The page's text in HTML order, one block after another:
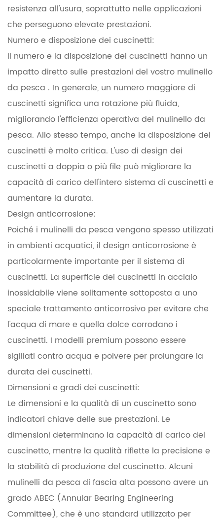
resistenza all'usura, soprattutto nelle applicazioni
che perseguono elevate prestazioni.
Numero e disposizione dei cuscinetti:
Il numero e la disposizione dei cuscinetti hanno un
impatto diretto sulle prestazioni del vostro mulinello
da pesca . In generale, un numero maggiore di
cuscinetti significa una rotazione più fluida,
migliorando l'efficienza operativa del mulinello da
pesca. Allo stesso tempo, anche la disposizione dei
cuscinetti è molto critica. L'uso di design dei
cuscinetti a doppia o più file può migliorare la
capacità di carico dell'intero sistema di cuscinetti e
aumentare la durata.
Design anticorrosione:
Poiché i mulinelli da pesca vengono spesso utilizzati
in ambienti acquatici, il design anticorrosione è
particolarmente importante per il sistema di
cuscinetti. La superficie dei cuscinetti in acciaio
inossidabile viene solitamente sottoposta a uno
speciale trattamento anticorrosivo per evitare che
l'acqua di mare e quella dolce corrodano i
cuscinetti. I modelli premium possono essere
sigillati contro acqua e polvere per prolungare la
durata dei cuscinetti.
Dimensioni e gradi dei cuscinetti:
Le dimensioni e la qualità di un cuscinetto sono
indicatori chiave delle sue prestazioni. Le
dimensioni determinano la capacità di carico del
cuscinetto, mentre la qualità riflette la precisione e
la stabilità di produzione del cuscinetto. Alcuni
mulinelli da pesca di fascia alta possono avere un
grado ABEC (Annular Bearing Engineering
Committee), che è uno standard utilizzato per